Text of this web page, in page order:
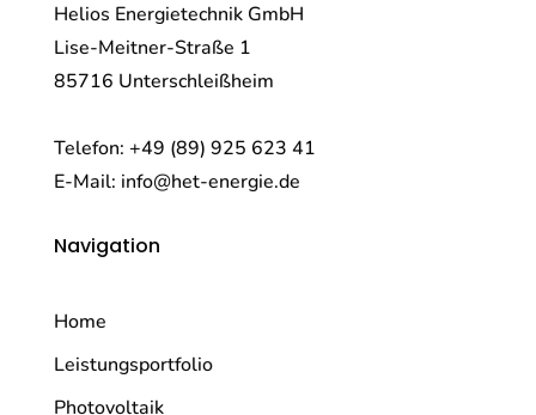
Helios Energietechnik GmbH
Lise-Meitner-Straße 1
85716 Unterschleißheim
Telefon: +49 (89) 925 623 41
E-Mail: info@het-energie.de
Navigation
Home
Leistungsportfolio
Photovoltaik